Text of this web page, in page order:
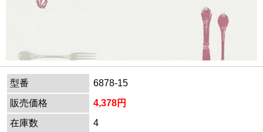
型番
6878-15
販売価格
4,378円
在庫数
4